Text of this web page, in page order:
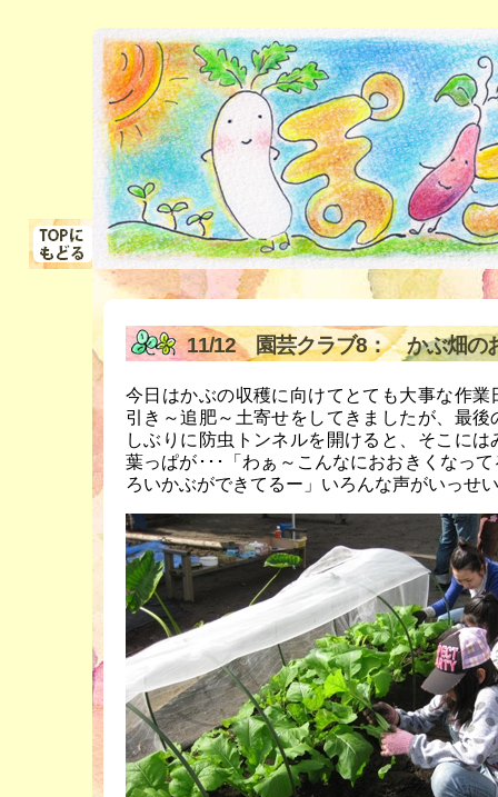
11/12 園芸クラブ8： かぶ畑の
今日はかぶの収穫に向けてとても大事な作
引き～追肥～土寄せをしてきましたが、最
しぶりに防虫トンネルを開けると、そこに
葉っぱが･･･「わぁ～こんなにおおきくなっ
ろいかぶができてるー」いろんな声がいっせ